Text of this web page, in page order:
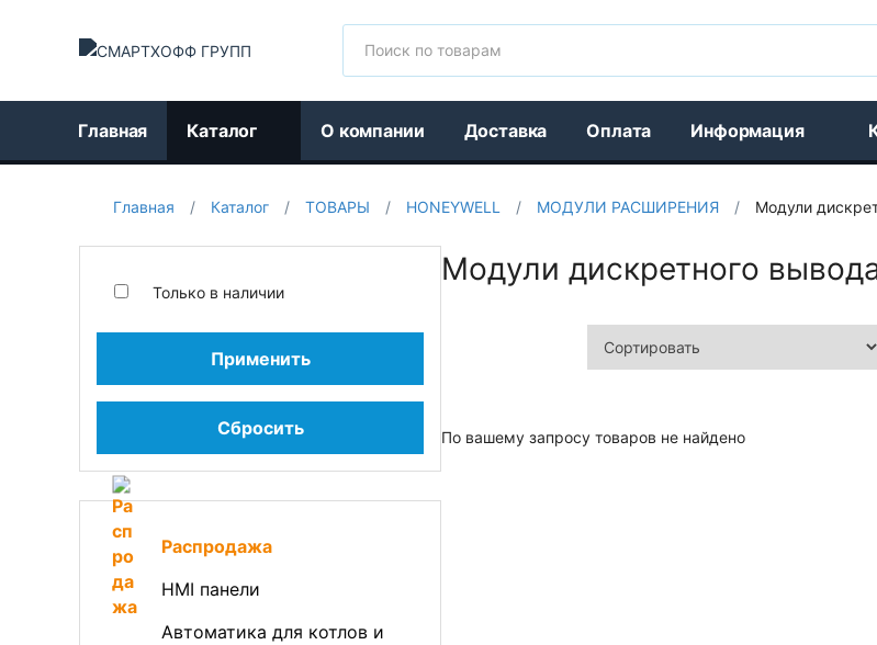
Главная Каталог О компании Доставка Оплата Информация
Главная / Каталог / ТОВАРЫ / HONEYWELL / МОДУЛИ РАСШИРЕНИЯ / Модули
Только в наличии
Применить
Сбросить
Распродажа
HMI панели
Автоматика для котлов и
Модули дискретного
По вашему запросу товаров не найдено